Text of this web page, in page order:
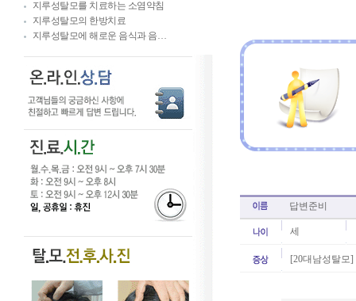
지루성탈모를 치료하는 소염약침
지루성탈모의 한방치료
지루성탈모에 해로운 음식과 음…
답변준비
세
[20대남성탈모